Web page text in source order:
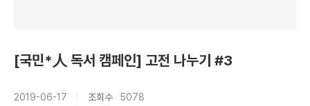
[국민*人 독서 캠페인] 고전 나누기 #3
2019-06-17 조회수 5078